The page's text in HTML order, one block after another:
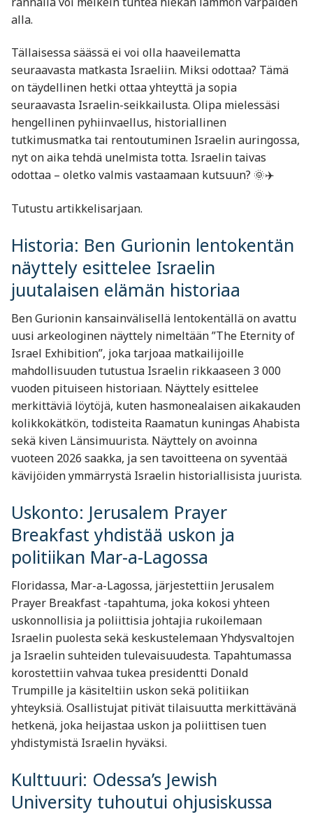
alla.
Tällaisessa säässä ei voi olla haaveilematta
seuraavasta matkasta Israeliin. Miksi odottaa? Tämä
on täydellinen hetki ottaa yhteyttä ja sopia
seuraavasta Israelin-seikkailusta. Olipa mielessäsi
hengellinen pyhiinvaellus, historiallinen
tutkimusmatka tai rentoutuminen Israelin auringossa,
nyt on aika tehdä unelmista totta. Israelin taivas
odottaa – oletko valmis vastaamaan kutsuun? 🌞✈️
Tutustu artikkelisarjaan.
Historia: Ben Gurionin lentokentän
näyttely esittelee Israelin
juutalaisen elämän historiaa
Ben Gurionin kansainvälisellä lentokentällä on avattu
uusi arkeologinen näyttely nimeltään ”The Eternity of
Israel Exhibition”, joka tarjoaa matkailijoille
mahdollisuuden tutustua Israelin rikkaaseen 3 000
vuoden pituiseen historiaan. Näyttely esittelee
merkittäviä löytöjä, kuten hasmonealaisen aikakauden
kolikkokätkön, todisteita Raamatun kuningas Ahabista
sekä kiven Länsimuurista. Näyttely on avoinna
vuoteen 2026 saakka, ja sen tavoitteena on syventää
kävijöiden ymmärrystä Israelin historiallisista juurista.
Uskonto: Jerusalem Prayer
Breakfast yhdistää uskon ja
politiikan Mar-a-Lagossa
Floridassa, Mar-a-Lagossa, järjestettiin Jerusalem
Prayer Breakfast -tapahtuma, joka kokosi yhteen
uskonnollisia ja poliittisia johtajia rukoilemaan
Israelin puolesta sekä keskustelemaan Yhdysvaltojen
ja Israelin suhteiden tulevaisuudesta. Tapahtumassa
korostettiin vahvaa tukea presidentti Donald
Trumpille ja käsiteltiin uskon sekä politiikan
yhteyksiä. Osallistujat pitivät tilaisuutta merkittävänä
hetkenä, joka heijastaa uskon ja poliittisen tuen
yhdistymistä Israelin hyväksi.
Kulttuuri: Odessa’s Jewish
University tuhoutui ohjusiskussa